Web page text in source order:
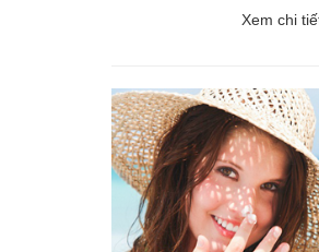
vào. Dưới đây là một số
Xem chi